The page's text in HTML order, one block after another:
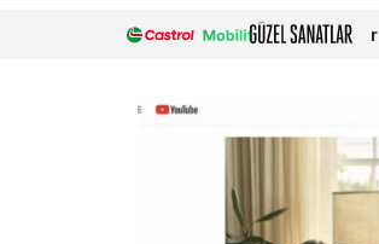
Castrol Güzel Sanatlar